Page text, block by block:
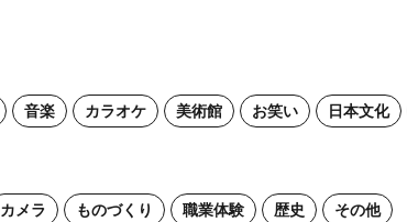
音楽 カラオケ 美術館 お笑い 日本文化
カメラ ものづくり 職業体験 歴史 その他